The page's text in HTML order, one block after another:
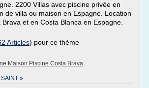
2200 Villas avec piscine privée en
de villa ou maison en Espagne. Location
et en Costa Blanca en Espagne.
Articles) pour ce thème
Maison Piscine Costa Brava
SAINT »